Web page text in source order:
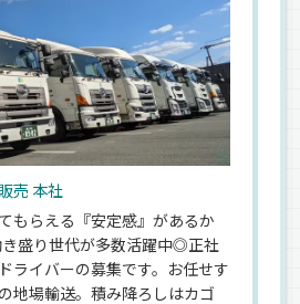
売 本社
もらえる『安定感』があるか
盛り世代が多数活躍中◎正社
ライバーの募集です。お任せす
地場輸送。積み降ろしはカゴ